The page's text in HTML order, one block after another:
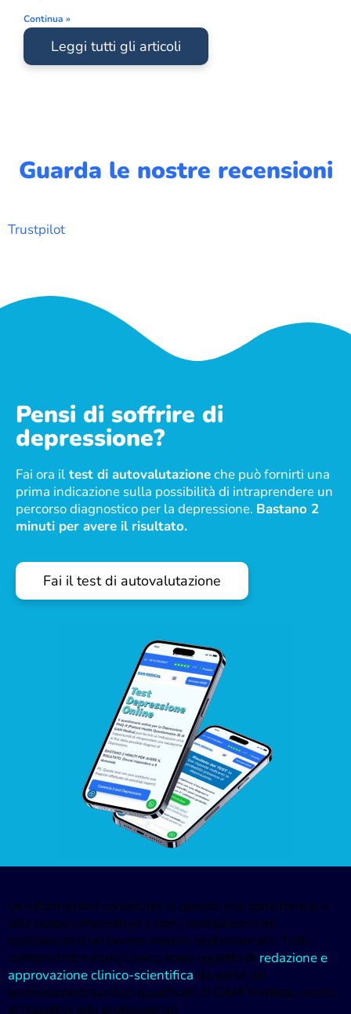
Continua »
Leggi tutti gli articoli
Guarda le nostre recensioni
Trustpilot
Pensi di soffrire di
depressione?
Fai ora il test di autovalutazioneche può fornirti una
prima indicazione sulla possibilità di intraprendere un
percorso diagnostico per la depressione. Bastano 2
minuti per avere il risultato.
Fai il test di autovalutazione
Le informazioni contenute in questo sito sono fornite a
solo scopo informativo e non costituiscono né
sostituiscono un parere medico professionale. Tutti i
contenuti di natura clinica sono oggetto di redazione e
approvazione clinico-scientifica da parte dei
professionisti sanitari qualificati di GAM Medical, iscritti
ai rispettivi albi professionali.